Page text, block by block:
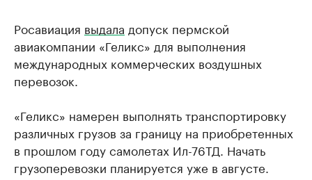
Росавиация выдала допуск пермской
авиакомпании «Геликс» для выполнения
международных коммерческих воздушных
перевозок.
«Геликс» намерен выполнять транспортировку
различных грузов за границу на приобретенных
в прошлом году самолетах Ил-76ТД. Начать
грузоперевозки планируется уже в августе.